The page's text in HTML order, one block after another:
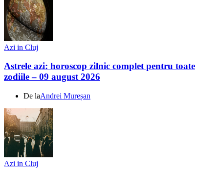
Azi in Cluj
Astrele azi: horoscop zilnic complet pentru toate
zodiile – 09 august 2026
De laAndrei Mureșan
Azi in Cluj